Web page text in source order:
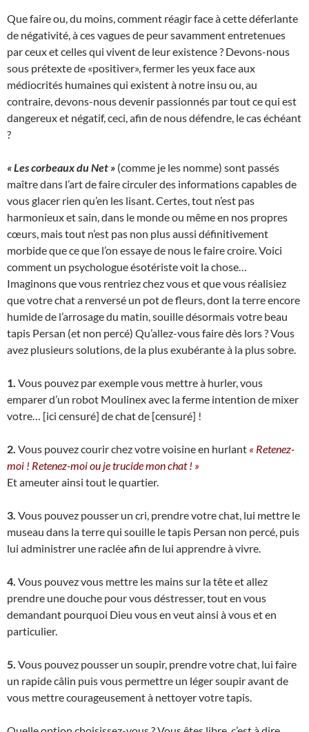
Que faire ou, du moins, comment réagir face à cette déferlante
de négativité, à ces vagues de peur savamment entretenues
par ceux et celles qui vivent de leur existence ? Devons-nous
sous prétexte de «positiver», fermer les yeux face aux
médiocrités humaines qui existent à notre insu ou, au
contraire, devons-nous devenir passionnés par tout ce qui est
dangereux et négatif, ceci, afin de nous défendre, le cas échéant
?
« Les corbeaux du Net » (comme je les nomme) sont passés
maître dans l’art de faire circuler des informations capables de
vous glacer rien qu’en les lisant. Certes, tout n’est pas
harmonieux et sain, dans le monde ou même en nos propres
cœurs, mais tout n’est pas non plus aussi définitivement
morbide que ce que l’on essaye de nous le faire croire. Voici
comment un psychologue ésotériste voit la chose…
Imaginons que vous rentriez chez vous et que vous réalisiez
que votre chat a renversé un pot de fleurs, dont la terre encore
humide de l’arrosage du matin, souille désormais votre beau
tapis Persan (et non percé) Qu’allez-vous faire dès lors ? Vous
avez plusieurs solutions, de la plus exubérante à la plus sobre.
1. Vous pouvez par exemple vous mettre à hurler, vous
emparer d’un robot Moulinex avec la ferme intention de mixer
votre… [ici censuré] de chat de [censuré] !
2. Vous pouvez courir chez votre voisine en hurlant « Retenez-
moi ! Retenez-moi ou je trucide mon chat ! »
Et ameuter ainsi tout le quartier.
3. Vous pouvez pousser un cri, prendre votre chat, lui mettre le
museau dans la terre qui souille le tapis Persan non percé, puis
lui administrer une raclée afin de lui apprendre à vivre.
4. Vous pouvez vous mettre les mains sur la tête et allez
prendre une douche pour vous déstresser, tout en vous
demandant pourquoi Dieu vous en veut ainsi à vous et en
particulier.
5. Vous pouvez pousser un soupir, prendre votre chat, lui faire
un rapide câlin puis vous permettre un léger soupir avant de
vous mettre courageusement à nettoyer votre tapis.